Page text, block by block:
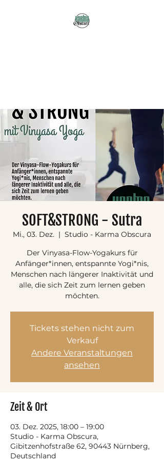
SOFT&STRONG - Sutra
Mi., 03. Dez.
  |
Studio - Karma Obscura
Der Vinyasa-Flow-Yogakurs für
Anfänger*innen, entspannte Yogi*nis,
Menschen nach längerer Inaktivität und
alle, die sich Zeit zum lernen geben
möchten.
Tickets stehen nicht zum
Verkauf
Andere Veranstaltungen
ansehen
Zeit & Ort
03. Dez. 2025, 18:00 – 19:00
Studio - Karma Obscura,
Gibitzenhofstraße 62, 90443 Nürnberg,
Deutschland